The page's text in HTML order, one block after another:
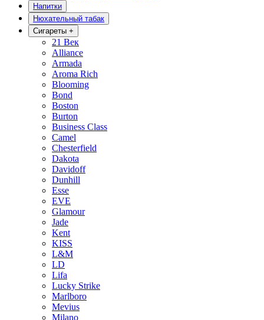
Напитки
Нюхательный табак
Сигареты +
21 Век
Alliance
Armada
Aroma Rich
Blooming
Bond
Boston
Burton
Business Class
Camel
Chesterfield
Dakota
Davidoff
Dunhill
Esse
EVE
Glamour
Jade
Kent
KISS
L&M
LD
Lifa
Lucky Strike
Marlboro
Mevius
Milano